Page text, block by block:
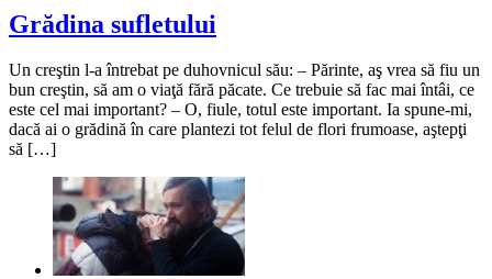
Grădina sufletului
Un creştin l-a întrebat pe duhovnicul său: – Părinte, aş vrea să fiu un
bun creştin, să am o viaţă fără păcate. Ce trebuie să fac mai întâi, ce
este cel mai important? – O, fiule, totul este important. Ia spune-mi,
dacă ai o grădină în care plantezi tot felul de flori frumoase, aştepţi
să […]